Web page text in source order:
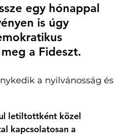
egy hónappal
is úgy
a Fideszt.
a nyilvánosság és
letiltottként közel
kapcsolatosan a